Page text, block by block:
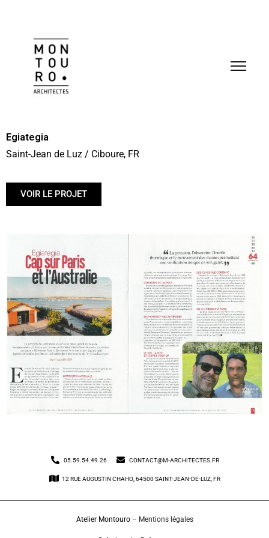
Egiategia
Saint-Jean de Luz / Ciboure, FR
VOIR LE PROJET
05.59.54.49.26 CONTACT@M-ARCHITECTES.FR
12 RUE AUGUSTIN CHAHO, 64500 SAINT-JEAN-DE-LUZ, FR
Atelier Montouro – Mentions légales